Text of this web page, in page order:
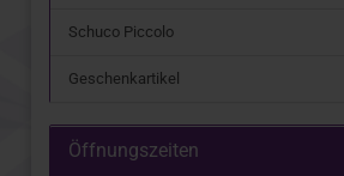
Schuco Piccolo
Geschenkartikel
Öffnungszeiten